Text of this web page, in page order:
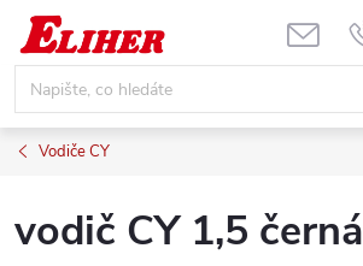
Přejít
obsah
Vodiče CY
vodič CY 1,5 černá